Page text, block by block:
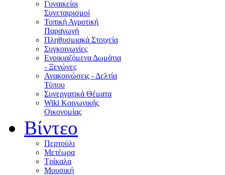
Γυναικείοι
Συνεταιρισμοί
Τοπική Αγροτική
Παραγωγή
Πληθυσμιακά Στοιχεία
Συγκοινωνίες
Ενοικιαζόμενα Δωμάτια
- Ξενώνες
Ανακοινώσεις - Δελτία
Τύπου
Συνεργατικά Θέματα
Wiki Κοινωνικής
Οικονομίας
Βίντεο
Περτούλι
Μετέωρα
Τρίκαλα
Μουσική